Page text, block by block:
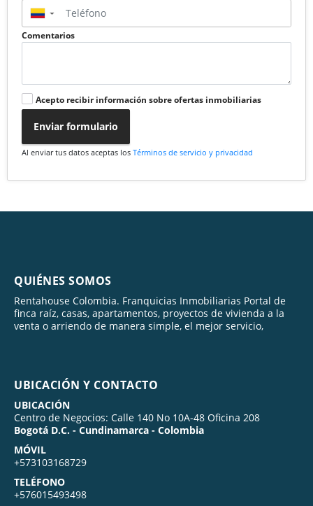
▼
Comentarios
Acepto recibir información sobre ofertas inmobiliarias
Enviar formulario
Al enviar tus datos aceptas los Términos de servicio y privacidad
QUIÉNES SOMOS
Rentahouse Colombia. Franquicias Inmobiliarias Portal de
finca raíz, casas, apartamentos, proyectos de vivienda a la
venta o arriendo de manera simple, el mejor servicio,
UBICACIÓN Y CONTACTO
UBICACIÓN
Centro de Negocios: Calle 140 No 10A-48 Oficina 208
Bogotá D.C. - Cundinamarca - Colombia
MÓVIL
+573103168729
TELÉFONO
+576015493498